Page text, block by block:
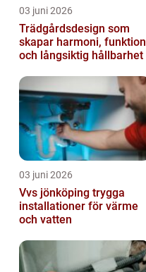
03 juni 2026
Trädgårdsdesign som
skapar harmoni, funktion
och långsiktig hållbarhet
03 juni 2026
Vvs jönköping trygga
installationer för värme
och vatten